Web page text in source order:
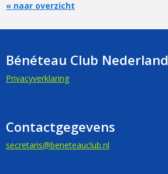
« naar overzicht
Bénéteau Club Nederland
Privacyverklaring
Contactgegevens
siraterces@beneteauclub.nl